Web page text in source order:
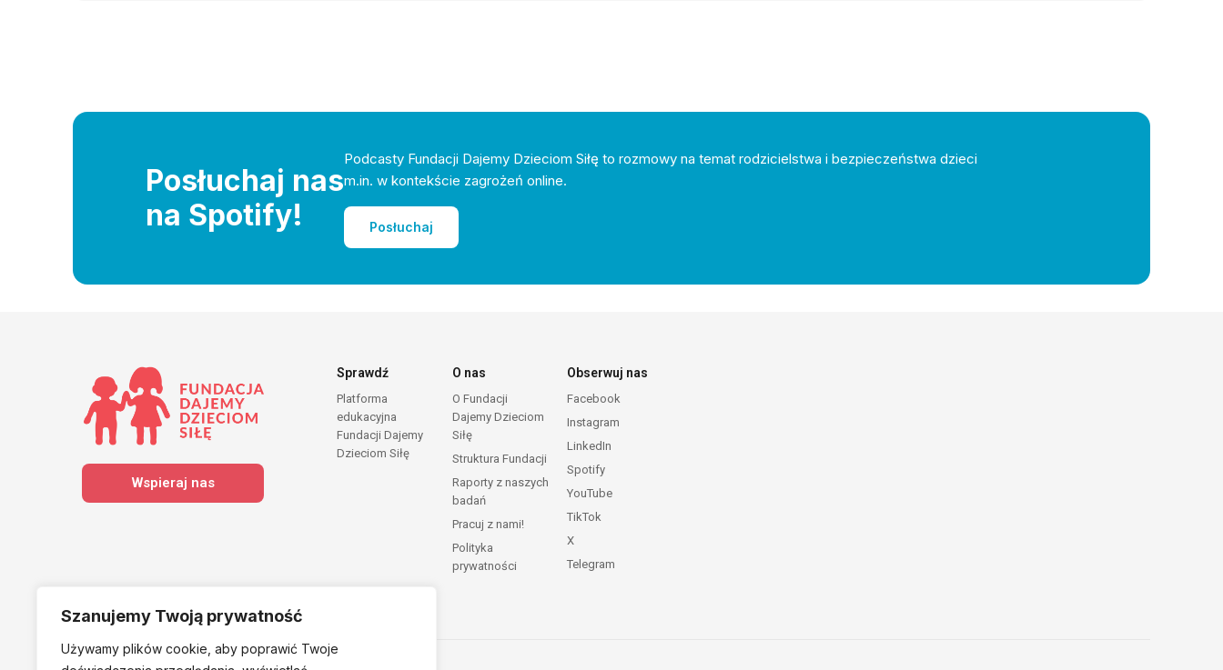
Szanujemy Twoją prywatność
Używamy plików cookie, aby poprawić Twoje
Posłuchaj nas
na Spotify!
Podcasty Fundacji Dajemy Dzieciom Siłę to rozmowy na temat rodzicielstwa i bezpieczeństwa dzieci
m.in. w kontekście zagrożeń online.
Posłuchaj
Wspieraj nas
Sprawdź
Platforma
edukacyjna
Fundacji Dajemy
Dzieciom Siłę
O nas
O Fundacji
Dajemy Dzieciom
Siłę
Struktura Fundacji
Raporty z naszych
badań
Pracuj z nami!
Polityka
prywatności
Obserwuj nas
Facebook
Instagram
LinkedIn
Spotify
YouTube
TikTok
X
Telegram
Należymy do